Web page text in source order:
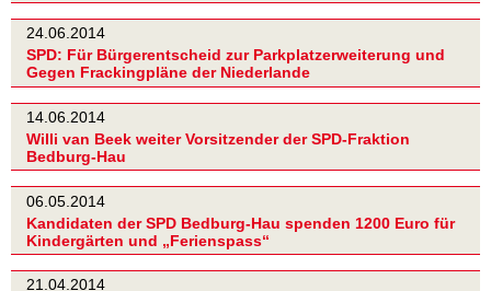
24.06.2014
SPD: Für Bürgerentscheid zur Parkplatzerweiterung und
Gegen Frackingpläne der Niederlande
14.06.2014
Willi van Beek weiter Vorsitzender der SPD-Fraktion
Bedburg-Hau
06.05.2014
Kandidaten der SPD Bedburg-Hau spenden 1200 Euro für
Kindergärten und „Ferienspass“
21.04.2014